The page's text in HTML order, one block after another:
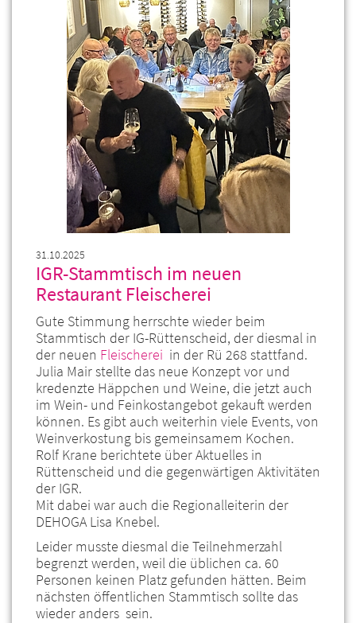
31.10.2025
IGR-Stammtisch im neuen
Restaurant Fleischerei
Gute Stimmung herrschte wieder beim
Stammtisch der IG-Rüttenscheid, der diesmal in
der neuen Fleischerei in der Rü 268 stattfand.
Julia Mair stellte das neue Konzept vor und
kredenzte Häppchen und Weine, die jetzt auch
im Wein- und Feinkostangebot gekauft werden
können. Es gibt auch weiterhin viele Events, von
Weinverkostung bis gemeinsamem Kochen.
Rolf Krane berichtete über Aktuelles in
Rüttenscheid und die gegenwärtigen Aktivitäten
der IGR.
Mit dabei war auch die Regionalleiterin der
DEHOGA Lisa Knebel.
Leider musste diesmal die Teilnehmerzahl
begrenzt werden, weil die üblichen ca. 60
Personen keinen Platz gefunden hätten. Beim
nächsten öffentlichen Stammtisch sollte das
wieder anders sein.